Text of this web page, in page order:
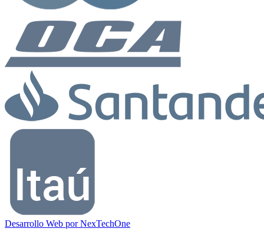
Desarrollo Web porNexTechOne